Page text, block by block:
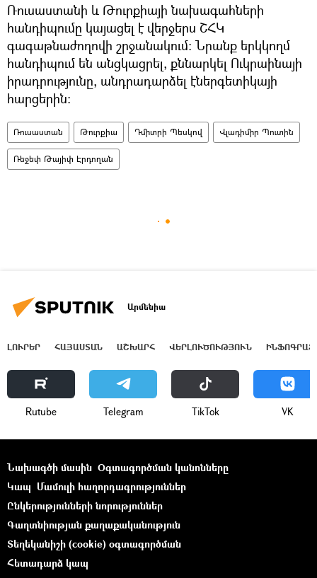
Ռուսաստանի և Թուրքիայի նախագահների
հանդիպումը կայացել է վերջերս ՇՀԿ
գագաթնաժողովի շրջանակում։ Նրանք երկկողմ
հանդիպում են անցկացրել, քննարկել Ուկրաինայի
իրադրությունը, անդրադարձել էներգետիկայի
հարցերին:
Ռուսաստան Թուրքիա Դմիտրի Պեսկով Վլադիմիր Պուտին
Ռեջեփ Թայիփ Էրդողան
Արմենիա
ԼՈՒՐԵՐ ՀԱՅԱՍՏԱՆ ԱՇԽԱՐՀ ՎԵՐԼՈՒԾՈՒԹՅՈՒՆ
Rutube Telegram ТikТоk VK
Նախագծի մասին Օգտագործման կանոնները
Կապ Մամուլի հաղորդագրություններ
Ընկերությունների նորություններ
Գաղտնիության քաղաքականություն
Տեղեկանիշի (cookie) օգտագործման
Հետադարձ կապ